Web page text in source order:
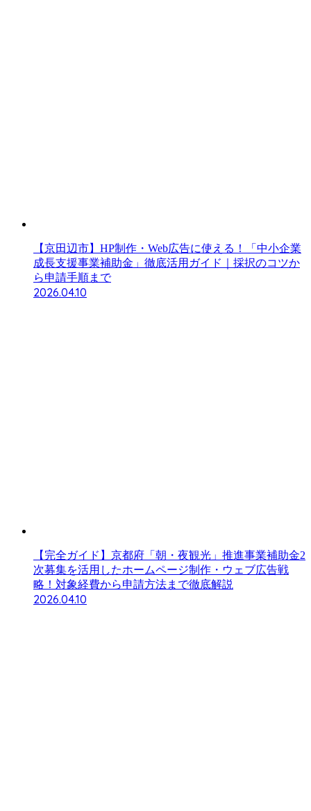
【京田辺市】HP制作・Web広告に使える！「中小企業
成長支援事業補助金」徹底活用ガイド｜採択のコツか
ら申請手順まで
2026.04.10
【完全ガイド】京都府「朝・夜観光」推進事業補助金2
次募集を活用したホームページ制作・ウェブ広告戦
略！対象経費から申請方法まで徹底解説
2026.04.10